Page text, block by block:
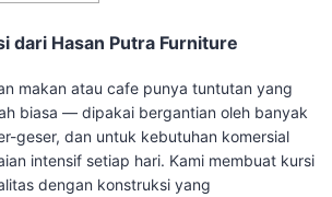
dari Hasan Putra Furniture
makan atau cafe punya tuntutan yang
biasa — dipakai bergantian oleh banyak
geser, dan untuk kebutuhan komersial
intensif setiap hari. Kami membuat kursi
dengan konstruksi yang